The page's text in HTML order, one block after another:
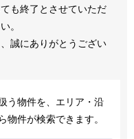
も終了とさせていただ
。
誠にありがとうござい
う物件を、エリア・沿
物件が検索できます。